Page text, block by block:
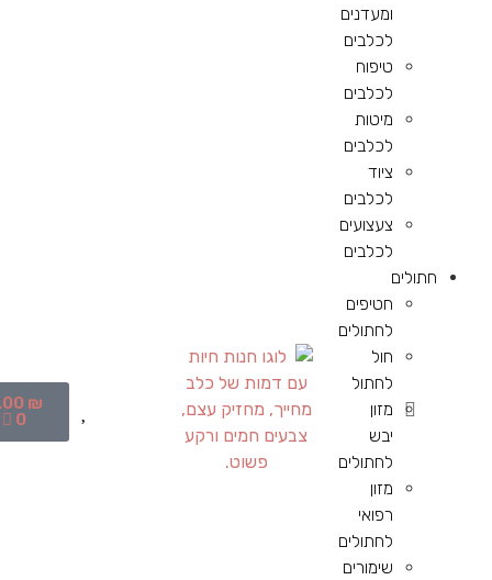
ומעדנים
לכלבים
טיפוח
לכלבים
מיטות
לכלבים
ציוד
לכלבים
צעצועים
לכלבים
חתולים
חטיפים
לחתולים
חול
לחתול
מזון
יבש
לחתולים
מזון
רפואי
לחתולים
שימורים
₪
0